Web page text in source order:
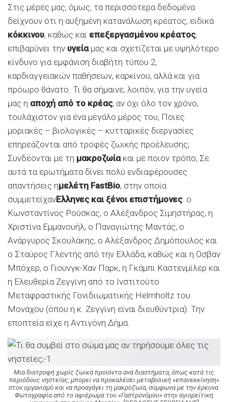
Στις μέρες μας, όμως, τα περισσότερα δεδομένα
δείχνουν ότι η αυξημένη κατανάλωση κρέατος, ειδικά
κόκκινου, καθώς και επεξεργασμένου κρέατος,
επιβαρύνει την υγεία μας και σχετίζεται με υψηλότερο
κίνδυνο για εμφάνιση διαβήτη τύπου 2,
καρδιαγγειακών παθήσεων, καρκίνου, αλλά και για
πρόωρο θάνατο. Τι θα σήμαινε, λοιπόν, για την υγεία
μας η αποχή από το κρέας, αν όχι όλο τον χρόνο,
τουλάχιστον για ένα μεγάλο μέρος του; Ποιες
μοριακές – βιολογικές – κυτταρικές διεργασίες
επηρεάζονται από τροφές ζωικής προέλευσης;
Συνδέονται με τη μακροζωία και με ποιον τρόπο; Σε
αυτά τα ερωτήματα δίνει πολύ ενδιαφέρουσες
απαντήσεις ημελέτη FastBio, στην οποία
συμμετείχανΕλληνες και ξένοι επιστήμονες: ο
Κωνσταντίνος Ρούσκας, ο Αλέξανδρος Σιμηστήρας, η
Χριστίνα Εμμανουήλ, ο Παναγιώτης Μαντάς, ο
Ανάργυρος Σκουλάκης, ο Αλέξανδρος Δημόπουλος και
ο Σταύρος Γλεντής από την Ελλάδα, καθώς και η Οσβαν
Μπόχερ, ο Γιουνγκ-Χαν Παρκ, η Γκάμπι Καστενμίλερ και
η Ελευθερία Ζεγγίνη από το Ινστιτούτο
Μεταφραστικής Γονιδιωματικής Helmholtz του
Μονάχου (όπου η κ. Ζεγγίνη είναι διευθύντρια). Την
εποπτεία είχε η Αντιγόνη Δήμα.
Μια διατροφή χωρίς ζωικά προϊόντα ανά διαστήματα, όπως κατά τις
περιόδους νηστείας, μπορεί να προκαλέσει μεταβολική «επανεκκίνηση»
στον οργανισμό και να προαγάγει τη μακροζωία, σύμφωνα με την έρευνα.
Φωτογραφία από το αφιέρωμα του «Γαστρονόμου» στην αγιορείτικη